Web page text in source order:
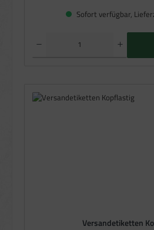
Sofort verfügbar,
Produkt Anzahl: Gib den gewünschten Wert ein
Versandetiketten